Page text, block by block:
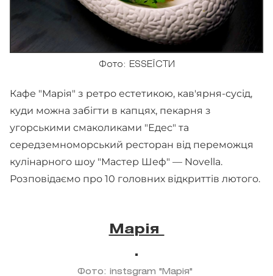
Фото: ESSEЇСТИ
Кафе "Марія" з ретро естетикою, кав'ярня-сусід,
куди можна забігти в капцях, пекарня з
угорськими смаколиками "Едес" та
середземноморський ресторан від переможця
кулінарного шоу "Мастер Шеф" — Novella.
Розповідаємо про 10 головних відкриттів лютого.
Марія
Фото: instsgram "Марія"